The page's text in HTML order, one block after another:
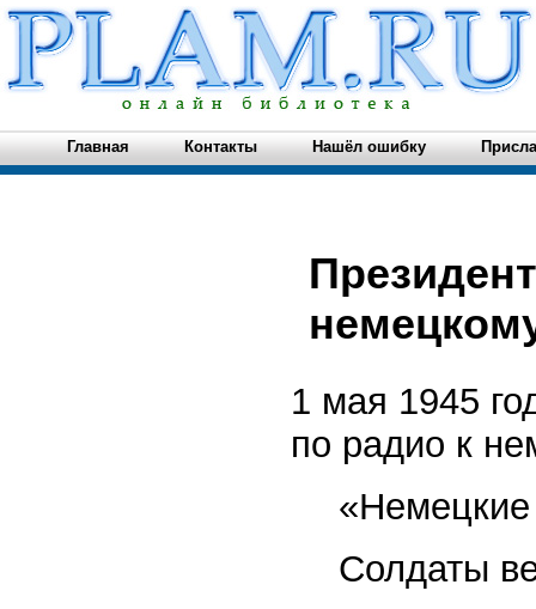
Главная Контакты Нашёл ошибку
1 мая 1945
по радио к
Солдаты